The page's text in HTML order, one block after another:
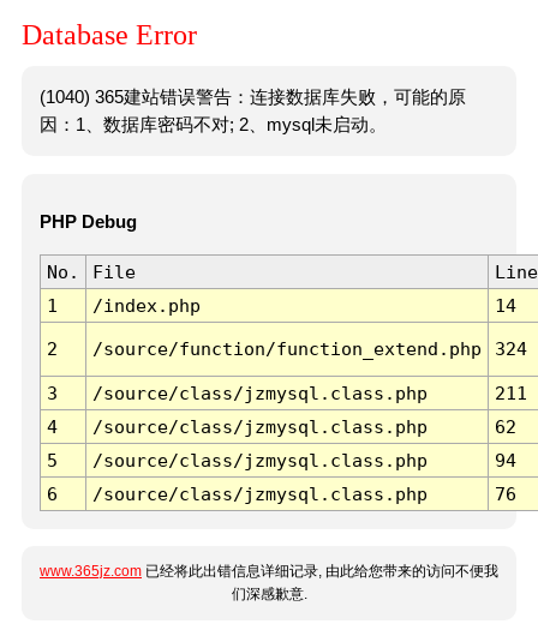
Database Error
(1040) 365建站错误警告：连接数据库失败，可能的原
因：1、数据库密码不对; 2、mysql未启动。
PHP Debug
No. File
Line
1
/index.php 14
2 /source/function/function_extend.php 324
3 /source/class/jzmysql.class.php
211
4
/source/class/jzmysql.class.php
62
5
/source/class/jzmysql.class.php
94
6
/source/class/jzmysql.class.php 76
www.365jz.com 已经将此出错信息详细记录, 由此给您带来的访问不便我
们深感歉意.